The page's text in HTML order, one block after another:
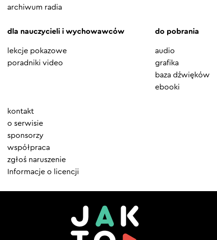
archiwum radia
dla nauczycieli i wychowawców
lekcje pokazowe
poradniki video
do pobrania
audio
grafika
baza dźwięków
ebooki
Element
menu
kontakt
o serwisie
sponsorzy
współpraca
zgłoś naruszenie
Informacje o licencji